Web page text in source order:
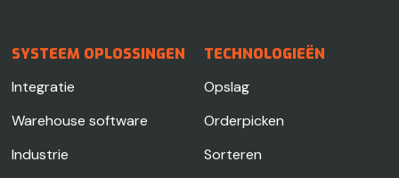
SYSTEEM OPLOSSINGEN
TECHNOLOGIEËN
Integratie
Opslag
Warehouse software
Orderpicken
Industrie
Sorteren